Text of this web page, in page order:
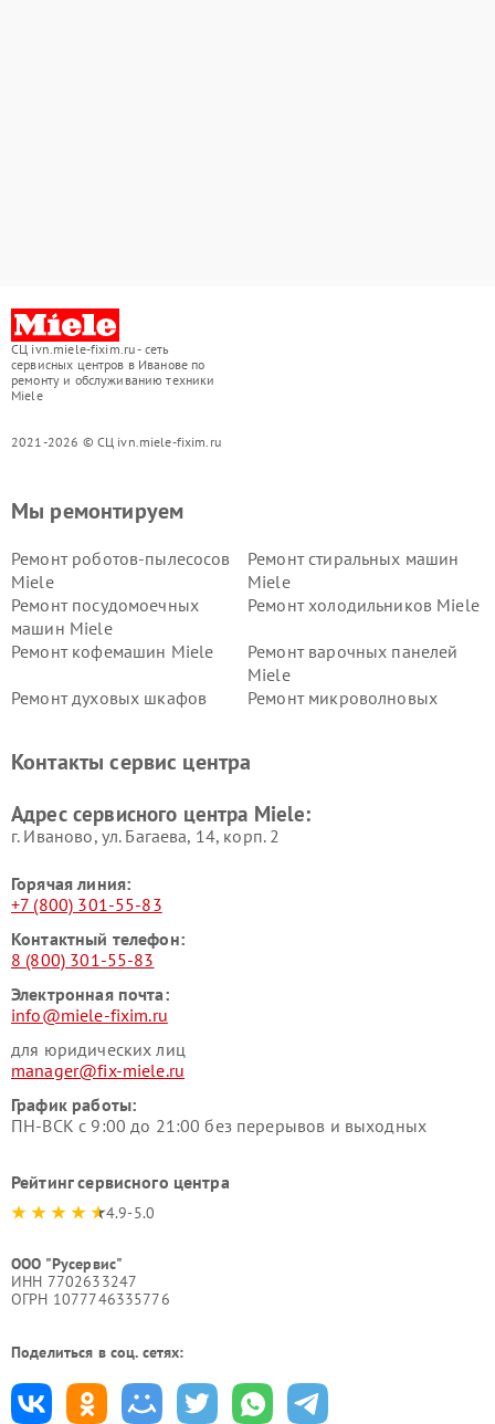
СЦ ivn.miele-fixim.ru - сеть
сервисных центров в Иванове по
ремонту и обслуживанию техники
Miele
2021-2026 © СЦ ivn.miele-fixim.ru
Мы ремонтируем
Ремонт роботов-пылесосов
Miele
Ремонт стиральных машин
Miele
Ремонт посудомоечных
машин Miele
Ремонт холодильников Miele
Ремонт кофемашин Miele
Ремонт варочных панелей
Miele
Ремонт духовых шкафов
Ремонт микроволновых
Miele
Miele
пылесосов Miele
Контакты сервис центра
Адрес сервисного центра Miele:
г. Иваново, ул. Багаева, 14, корп. 2
Горячая линия:
+7 (800) 301-55-83
Контактный телефон:
8 (800) 301-55-83
Электронная почта:
info@miele-fixim.ru
для юридических лиц
manager@fix-miele.ru
График работы:
ПН-ВСК с 9:00 до 21:00 без перерывов и выходных
Рейтинг сервисного центра
4.9-5.0
ООО "Русервис"
ИНН 7702633247
ОГРН 1077746335776
Поделиться в соц. сетях: